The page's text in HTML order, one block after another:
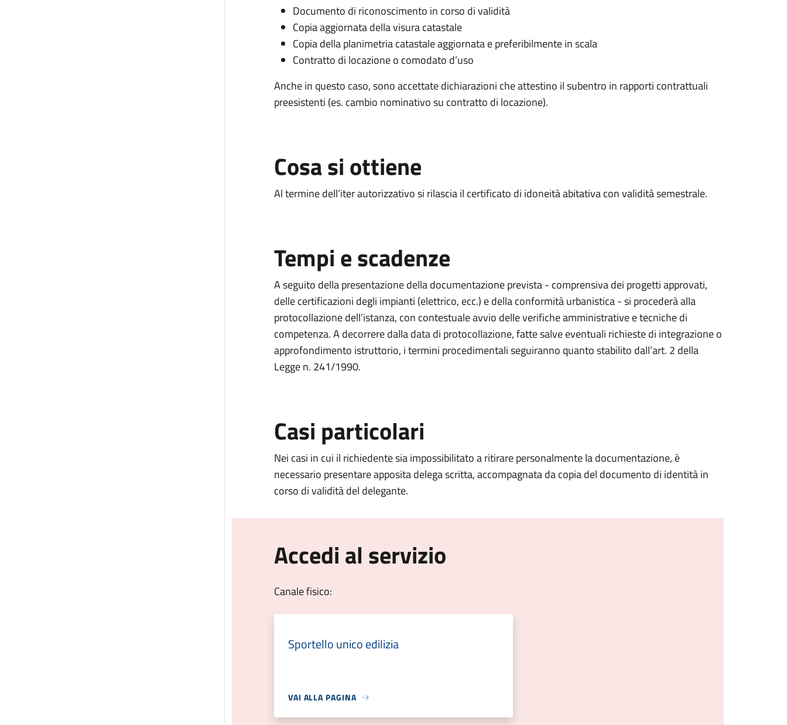
Documento di riconoscimento in corso di validità
Copia aggiornata della visura catastale
Copia della planimetria catastale aggiornata e preferibilmente in scala
Contratto di locazione o comodato d’uso
Anche in questo caso, sono accettate dichiarazioni che attestino il subentro in rapporti contrattuali
preesistenti (es. cambio nominativo su contratto di locazione).
Cosa si ottiene
Al termine dell’iter autorizzativo si rilascia il certificato di idoneità abitativa con validità semestrale.
Tempi e scadenze
A seguito della presentazione della documentazione prevista - comprensiva dei progetti approvati,
delle certificazioni degli impianti (elettrico, ecc.) e della conformità urbanistica - si procederà alla
protocollazione dell’istanza, con contestuale avvio delle verifiche amministrative e tecniche di
competenza. A decorrere dalla data di protocollazione, fatte salve eventuali richieste di integrazione o
approfondimento istruttorio, i termini procedimentali seguiranno quanto stabilito dall’art. 2 della
Legge n. 241/1990.
Casi particolari
Nei casi in cui il richiedente sia impossibilitato a ritirare personalmente la documentazione, è
necessario presentare apposita delega scritta, accompagnata da copia del documento di identità in
corso di validità del delegante.
Accedi al servizio
Canale fisico:
Sportello unico edilizia
VAI ALLA PAGINA